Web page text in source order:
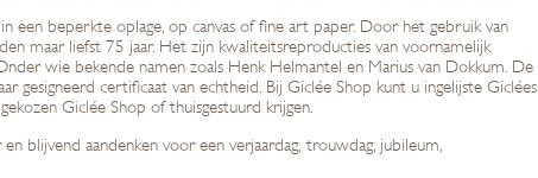
een beperkte oplage, op canvas of fine art paper. Door het gebruik van
maar liefst 75 jaar. Het zijn kwaliteitsreproducties van voornamelijk
wie bekende namen zoals Henk Helmantel en Marius van Dokkum. De
certificaat van echtheid. Bij Giclée Shop kunt u ingelijste Giclées
Giclée Shop of thuisgestuurd krijgen.
blijvend aandenken voor een verjaardag, trouwdag, jubileum,